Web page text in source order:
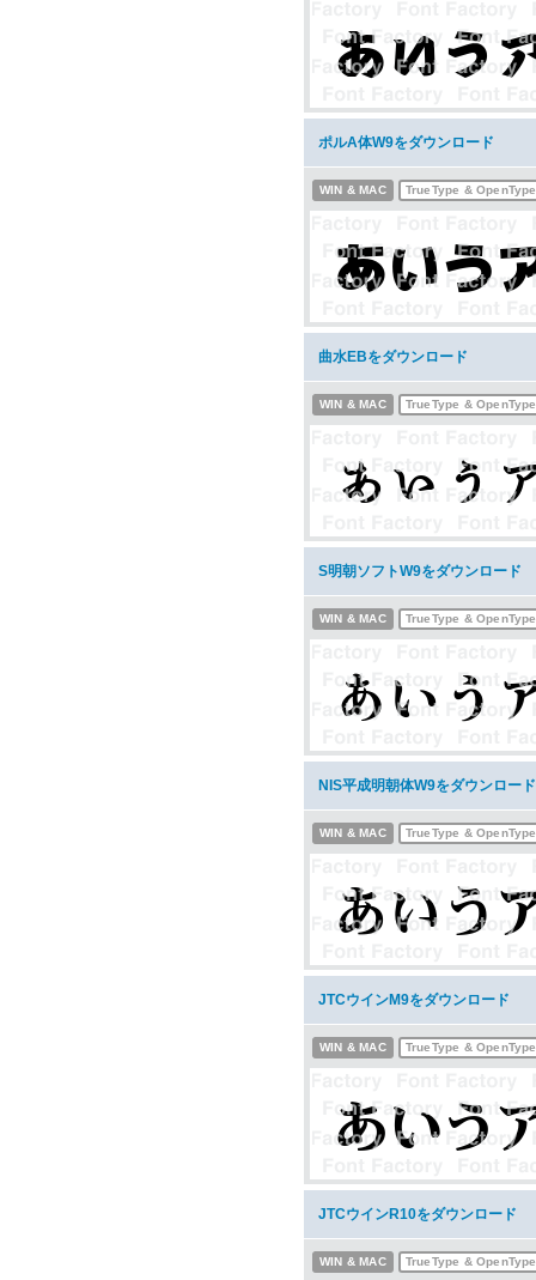
ポルA体W9をダウンロード
WIN & MAC TrueType & OpenType
曲水EBをダウンロード
WIN & MAC TrueType & OpenType
S明朝ソフトW9をダウンロード
WIN & MAC TrueType & OpenType
NIS平成明朝体W9をダウンロード
WIN & MAC TrueType & OpenType
JTCウインM9をダウンロード
WIN & MAC TrueType & OpenType
JTCウインR10をダウンロード
WIN & MAC TrueType & OpenType